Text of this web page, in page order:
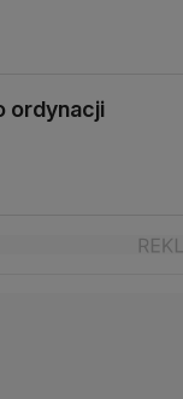
ordynacji